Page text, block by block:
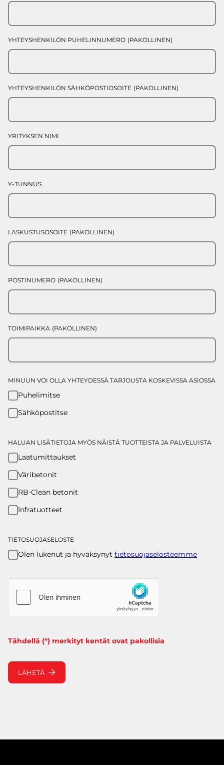
YHTEYSHENKILÖN PUHELINNUMERO (PAKOLLINEN)
YHTEYSHENKILÖN SÄHKÖPOSTIOSOITE (PAKOLLINEN)
YRITYKSEN NIMI
Y-TUNNUS
LASKUSTUSOSOITE (PAKOLLINEN)
POSTINUMERO (PAKOLLINEN)
TOIMIPAIKKA (PAKOLLINEN)
MINUUN VOI OLLA YHTEYDESSÄ TARJOUSTA KOSKEVISSA ASIOSSA
Puhelimitse
Sähköpostitse
HALUAN LISÄTIETOJA MYÖS NÄISTÄ TUOTTEISTA JA PALVELUISTA
Laatumittaukset
Väribetonit
RB-Clean betonit
Infratuotteet
TIETOSUOJASELOSTE
Olen lukenut ja hyväksynyt tietosuojaselosteemme
Tähdellä (*) merkityt kentät ovat pakollisia
LÄHETÄ